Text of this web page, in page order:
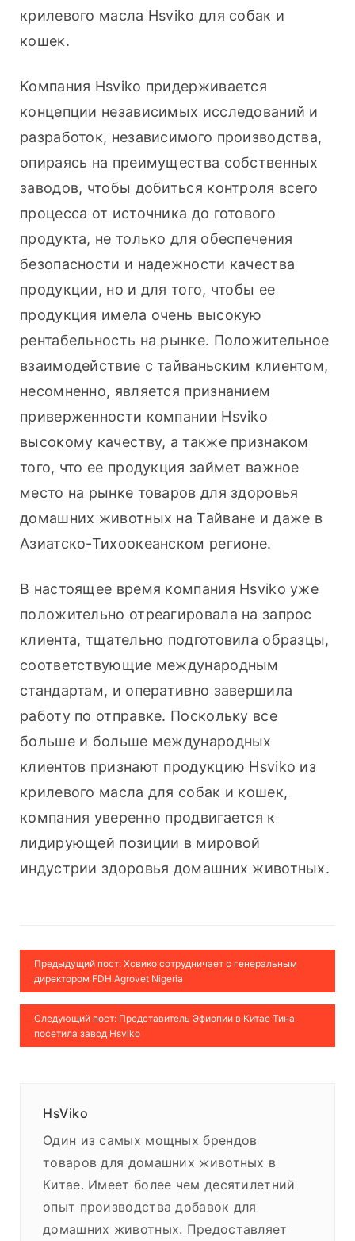
крилевого масла Hsviko для собак и
кошек.
Компания Hsviko придерживается
концепции независимых исследований и
разработок, независимого производства,
опираясь на преимущества собственных
заводов, чтобы добиться контроля всего
процесса от источника до готового
продукта, не только для обеспечения
безопасности и надежности качества
продукции, но и для того, чтобы ее
продукция имела очень высокую
рентабельность на рынке. Положительное
взаимодействие с тайваньским клиентом,
несомненно, является признанием
приверженности компании Hsviko
высокому качеству, а также признаком
того, что ее продукция займет важное
место на рынке товаров для здоровья
домашних животных на Тайване и даже в
Азиатско-Тихоокеанском регионе.
В настоящее время компания Hsviko уже
положительно отреагировала на запрос
клиента, тщательно подготовила образцы,
соответствующие международным
стандартам, и оперативно завершила
работу по отправке. Поскольку все
больше и больше международных
клиентов признают продукцию Hsviko из
крилевого масла для собак и кошек,
компания уверенно продвигается к
лидирующей позиции в мировой
индустрии здоровья домашних животных.
Предыдущий пост: Хсвико сотрудничает с генеральным
директором FDH Agrovet Nigeria
Следующий пост: Представитель Эфиопии в Китае Тина
посетила завод Hsviko
HsViko
Один из самых мощных брендов
товаров для домашних животных в
Китае. Имеет более чем десятилетний
опыт производства добавок для
домашних животных. Предоставляет